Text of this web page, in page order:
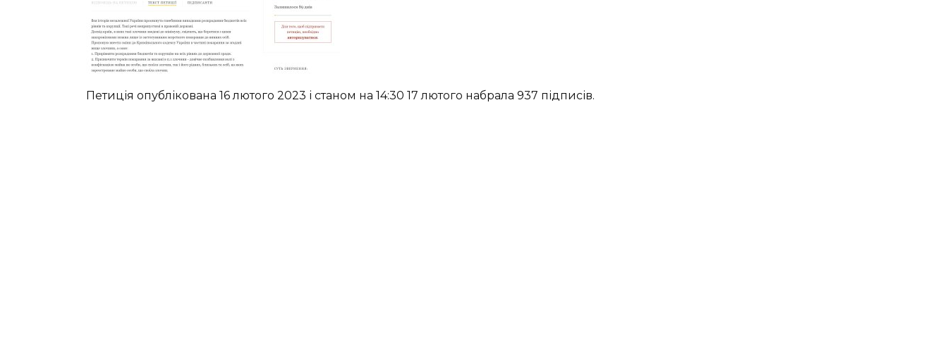
Петиція опублікована 16 лютого 2023 і станом на 14:30 17 лютого набрала 937 підписів.